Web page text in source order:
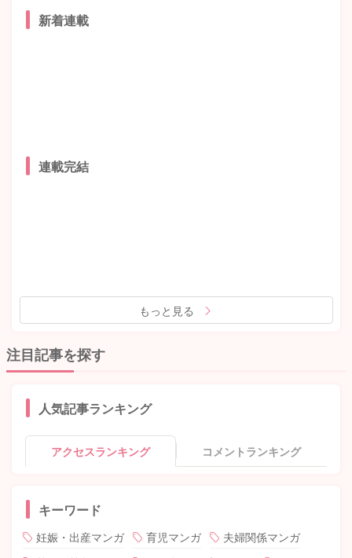
新着連載
連載完結
もっと見る
注目記事を探す
人気記事ランキング
アクセスランキング コメントランキング
キーワード
妊娠・出産マンガ 育児マンガ
夫婦関係マンガ